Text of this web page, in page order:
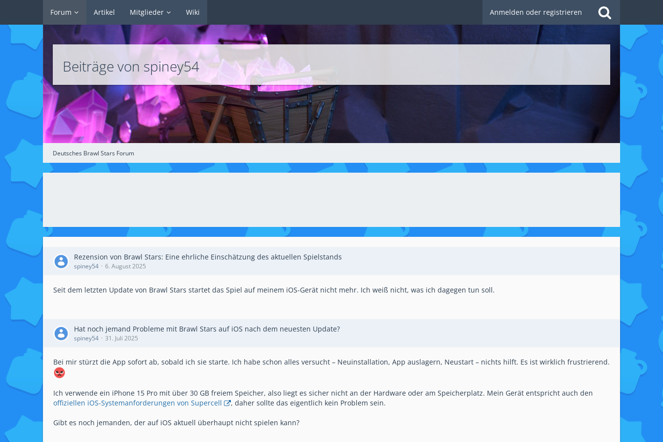
Forum Artikel Mitglieder Wiki Anmelden oder registrieren
Deutsches Brawl Stars Forum
Beiträge von spiney54
Rezension von Brawl Stars: Eine ehrliche Einschätzung des aktuellen Spielstands
spiney54 6. August 2025
Seit dem letzten Update von Brawl Stars startet das Spiel auf meinem iOS-Gerät nicht mehr. Ich weiß nicht, was ich dagegen tun soll.
Hat noch jemand Probleme mit Brawl Stars auf iOS nach dem neuesten Update?
spiney54 31. Juli 2025
Bei mir stürzt die App sofort ab, sobald ich sie starte. Ich habe schon alles versucht – Neuinstallation, App auslagern, Neustart – nichts hilft. Es ist wirklich frustrierend.
Ich verwende ein iPhone 15 Pro mit über 30 GB freiem Speicher, also liegt es sicher nicht an der Hardware oder am Speicherplatz. Mein Gerät entspricht auch den
offiziellen iOS-Systemanforderungen von Supercell
, daher sollte das eigentlich kein Problem sein.
Gibt es noch jemanden, der auf iOS aktuell überhaupt nicht spielen kann?